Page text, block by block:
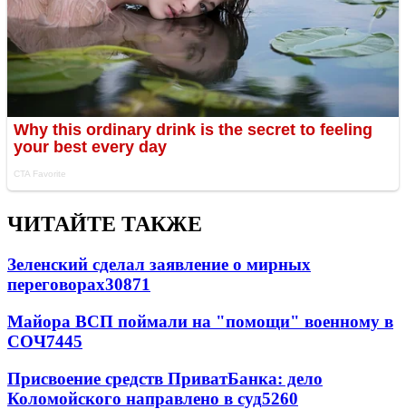
ЧИТАЙТЕ ТАКЖЕ
Зеленский сделал заявление о мирных
переговорах30871
Майора ВСП поймали на "помощи" военному в
СОЧ7445
Присвоение средств ПриватБанка: дело
Коломойского направлено в суд5260